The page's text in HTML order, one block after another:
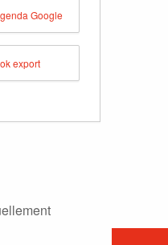
Google
export